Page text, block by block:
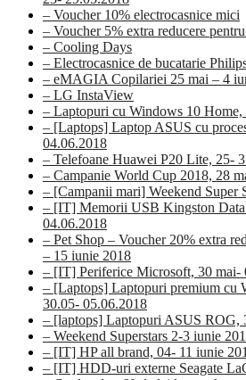
– Voucher 10% electrocasnice mici
– Voucher 5% extra reducere
– Cooling Days
– Electrocasnice de bucatarie
– eMAGIA Copilariei 25 mai – 4
– LG InstaView
– Laptopuri cu Windows 10
– [Laptops] Laptop ASUS cu
04.06.2018
– Telefoane Huawei P20 Lite, 25-
– Campanie World Cup 2018, 28
– [Campanii mari] Weekend Super
– [IT] Memorii USB Kingston Data
04.06.2018
– Pet Shop – Voucher 20% extra
– 15 iunie 2018
– [IT] Periferice Microsoft, 30 mai-
– [Laptops] Laptopuri premium cu
30.05- 05.06.2018
– [laptops] Laptopuri ASUS ROG,
– Weekend Superstars 2-3 iunie
– [IT] HP all brand, 04- 11 iunie
– [IT] HDD-uri externe Seagate